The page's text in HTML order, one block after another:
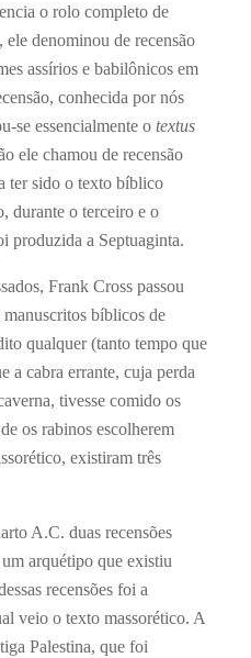
o rolo completo de
denominou de recensão
assírios e babilônicos em
conhecida por nós
se essencialmente o textus
ele chamou de recensão
ter sido o texto bíblico
durante o terceiro e o
produzida a Septuaginta.
Frank Cross passou
bíblicos de
qualquer (tanto tempo que
a cabra errante, cuja perda
tivesse comido os
os rabinos escolherem
existiram três
A.C. duas recensões
arquétipo que existiu
recensões foi a
veio o texto massorético. A
Palestina, que foi